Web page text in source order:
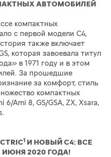
АВТОМОБИЛЕЙ
компактных
с первой модели C4,
также включает
которая завоевала титул
в 1971 году и в этом
За прошедшие
за комфорт, стиль
компактных
6/Ami 8, GS/GSA, ZX, Xsara,
1
И НОВЫЙ C4: ВСЕ
2020 ГОДА!